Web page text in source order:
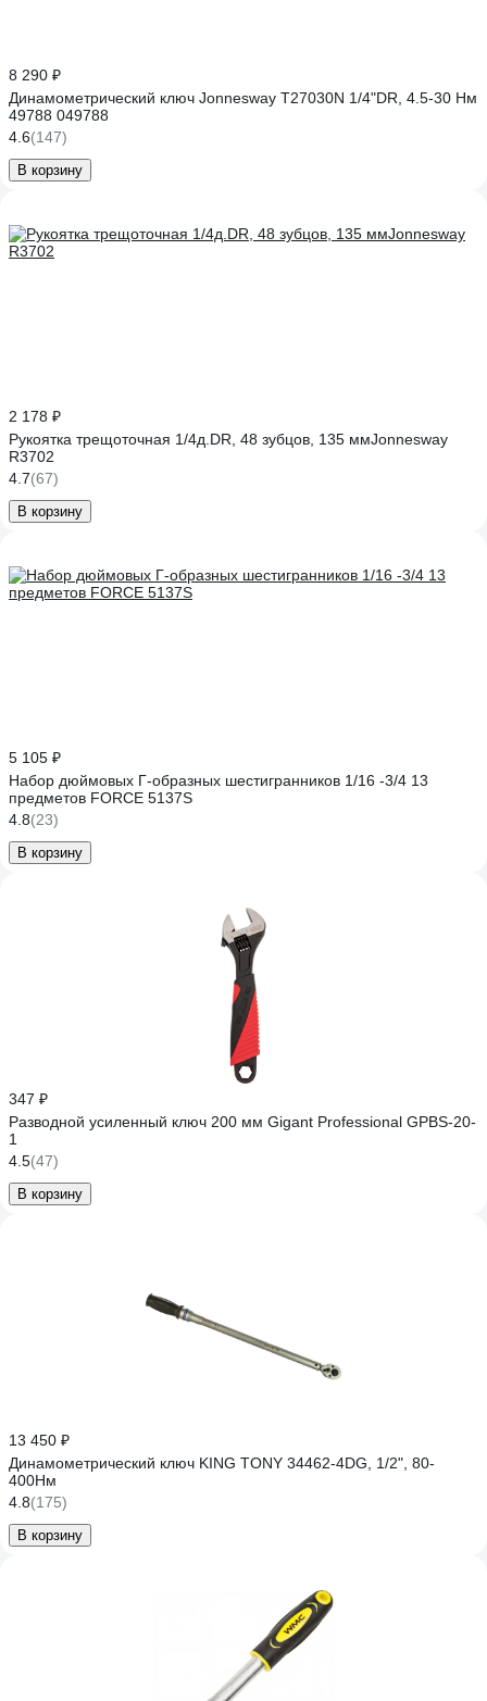
8 290 ₽
Динамометрический ключ Jonnesway T27030N 1/4"DR, 4.5-30 Нм
49788 049788
4.6(147)
В корзину
2 178 ₽
Рукоятка трещоточная 1/4д.DR, 48 зубцов, 135 ммJonnesway
R3702
4.7(67)
В корзину
5 105 ₽
Набор дюймовых Г-образных шестигранников 1/16 -3/4 13
предметов FORCE 5137S
4.8(23)
В корзину
347 ₽
Разводной усиленный ключ 200 мм Gigant Professional GPBS-20-
1
4.5(47)
В корзину
13 450 ₽
Динамометрический ключ KING TONY 34462-4DG, 1/2", 80-
400Нм
4.8(175)
В корзину